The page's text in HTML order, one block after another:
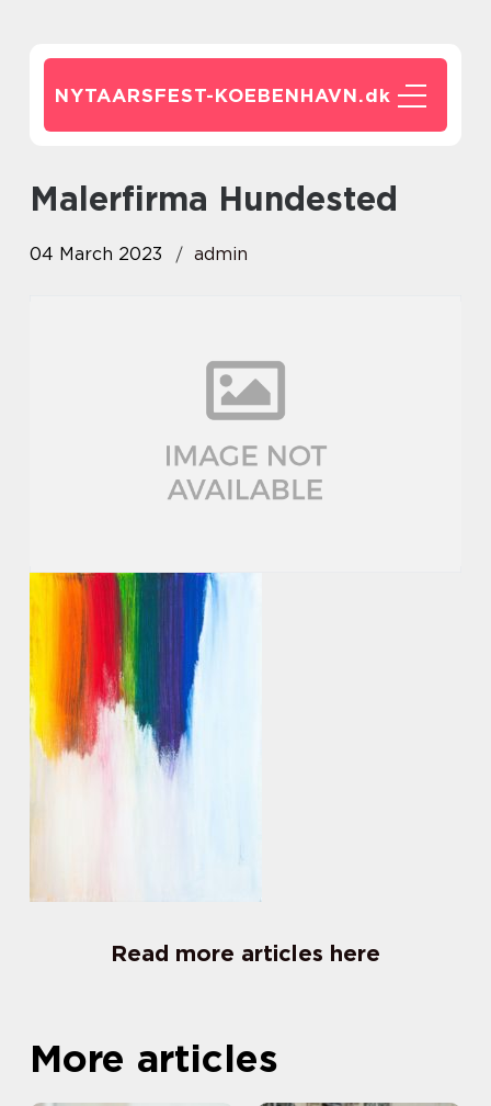
NYTAARSFEST-KOEBENHAVN.dk
Malerfirma Hundested
04 March 2023 admin
Read more articles here
More articles